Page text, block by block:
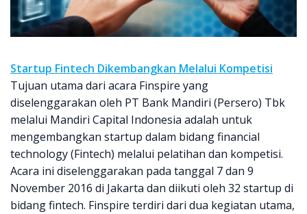
Startup Fintech Dikembangkan Melalui Kompetisi
Tujuan utama dari acara Finspire yang
diselenggarakan oleh PT Bank Mandiri (Persero) Tbk
melalui Mandiri Capital Indonesia adalah untuk
mengembangkan startup dalam bidang financial
technology (Fintech) melalui pelatihan dan kompetisi.
Acara ini diselenggarakan pada tanggal 7 dan 9
November 2016 di Jakarta dan diikuti oleh 32 startup di
bidang fintech. Finspire terdiri dari dua kegiatan utama,